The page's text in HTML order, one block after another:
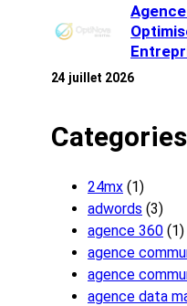
Agence
24 juillet 2026
Categories
24mx (1)
adwords (3)
agence 360 (1)
agence
agence
agence data